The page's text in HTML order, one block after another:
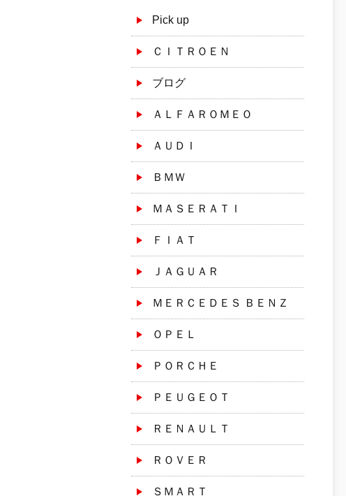
Pick up
ＣＩＴＲＯＥＮ
ブログ
ＡＬＦＡＲＯＭＥＯ
ＡＵＤＩ
ＢＭＷ
ＭＡＳＥＲＡＴＩ
ＦＩＡＴ
ＪＡＧＵＡＲ
ＭＥＲＣＥＤＥＳ ＢＥＮＺ
ＯＰＥＬ
ＰＯＲＣＨＥ
ＰＥＵＧＥＯＴ
ＲＥＮＡＵＬＴ
ＲＯＶＥＲ
ＳＭＡＲＴ